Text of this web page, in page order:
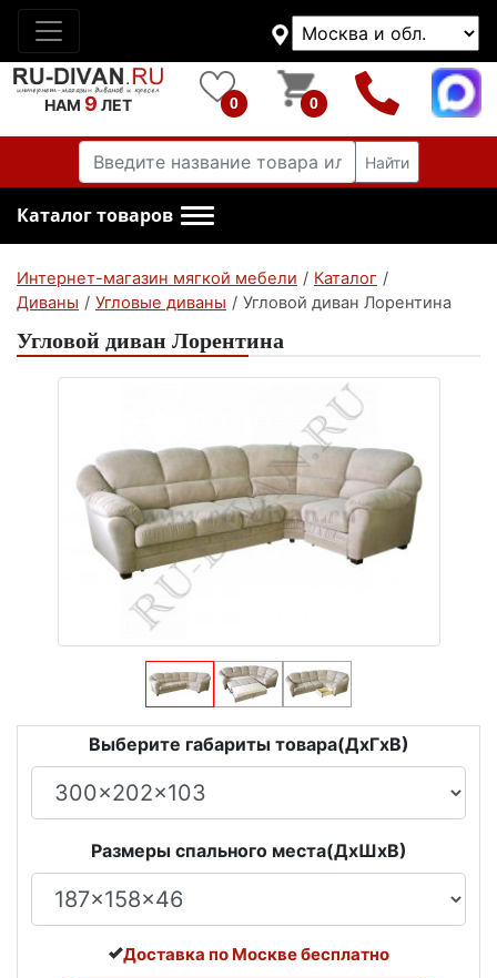
НАМ 9 ЛЕТ 0 0
Найти
Каталог товаров
Интернет-магазин мягкой мебели / Каталог /
Диваны / Угловые диваны / Угловой диван Лорентина
Угловой диван Лорентина
Выберите габариты товара(ДxГxВ)
Размеры спального места(ДxШxВ)
Доставка по Москве бесплатно